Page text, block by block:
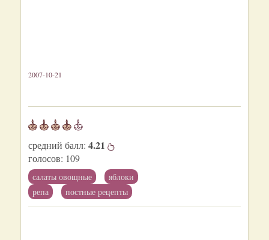
2007-10-21
средний балл: 4.21
голосов: 109
салаты овощные
яблоки
репа
постные рецепты